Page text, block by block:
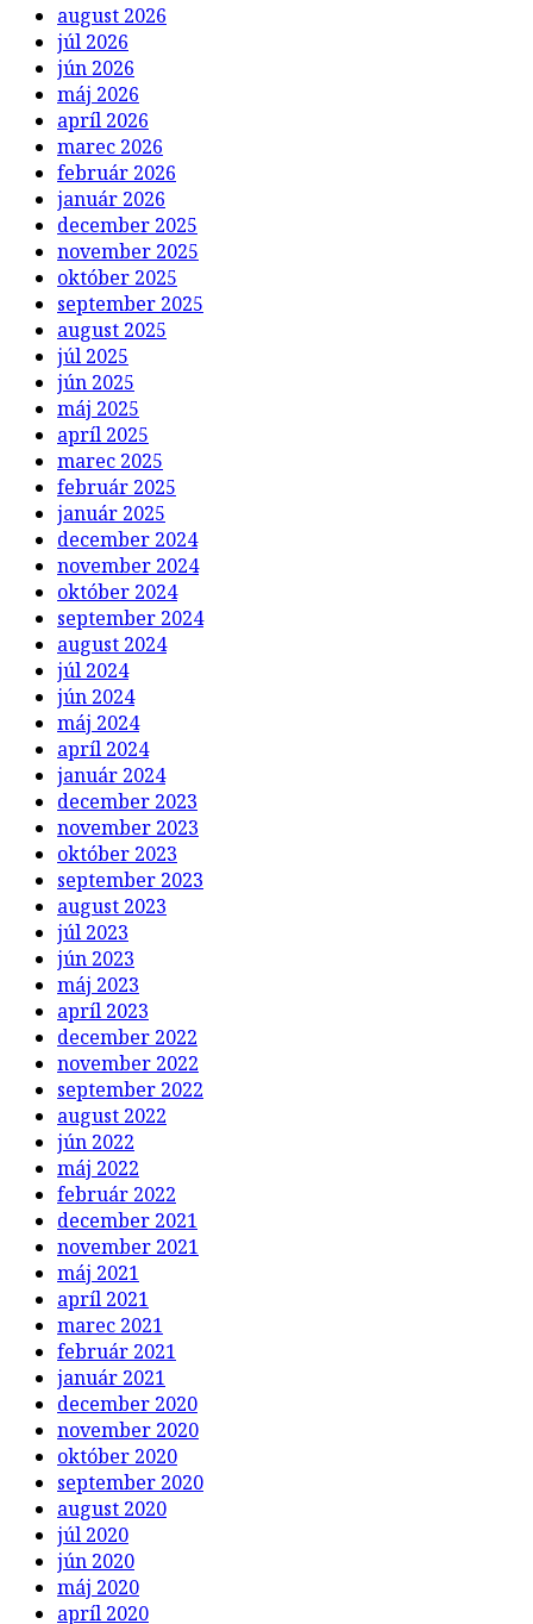
august 2026
júl 2026
jún 2026
máj 2026
apríl 2026
marec 2026
február 2026
január 2026
december 2025
november 2025
október 2025
september 2025
august 2025
júl 2025
jún 2025
máj 2025
apríl 2025
marec 2025
február 2025
január 2025
december 2024
november 2024
október 2024
september 2024
august 2024
júl 2024
jún 2024
máj 2024
apríl 2024
január 2024
december 2023
november 2023
október 2023
september 2023
august 2023
júl 2023
jún 2023
máj 2023
apríl 2023
december 2022
november 2022
september 2022
august 2022
jún 2022
máj 2022
február 2022
december 2021
november 2021
máj 2021
apríl 2021
marec 2021
február 2021
január 2021
december 2020
november 2020
október 2020
september 2020
august 2020
júl 2020
jún 2020
máj 2020
apríl 2020